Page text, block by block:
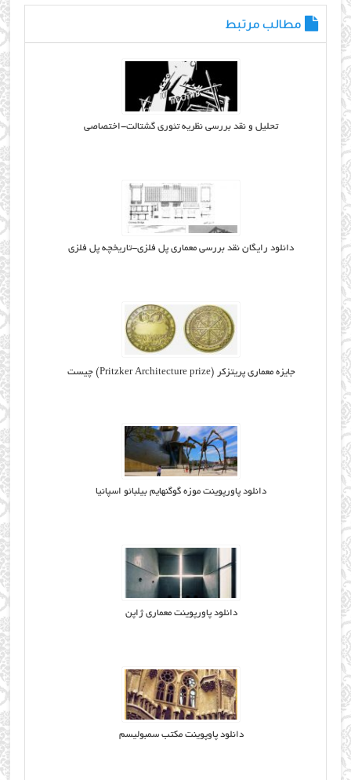
مطالب مرتبط
تحلیل و نقد بررسی نظریه تئوری گشتالت-اختصاصی
دانلود رایگان نقد بررسی معماری پل فلزی-تاریخچه پل فلزی
جایزه معماری پریتزکر (Pritzker Architecture prize) چیست
دانلود پاورپوینت موزه گوگنهایم بیلبائو اسپانیا
دانلود پاورپوینت معماری ژاپن
دانلود پاوپوینت مکتب سمبولیسم